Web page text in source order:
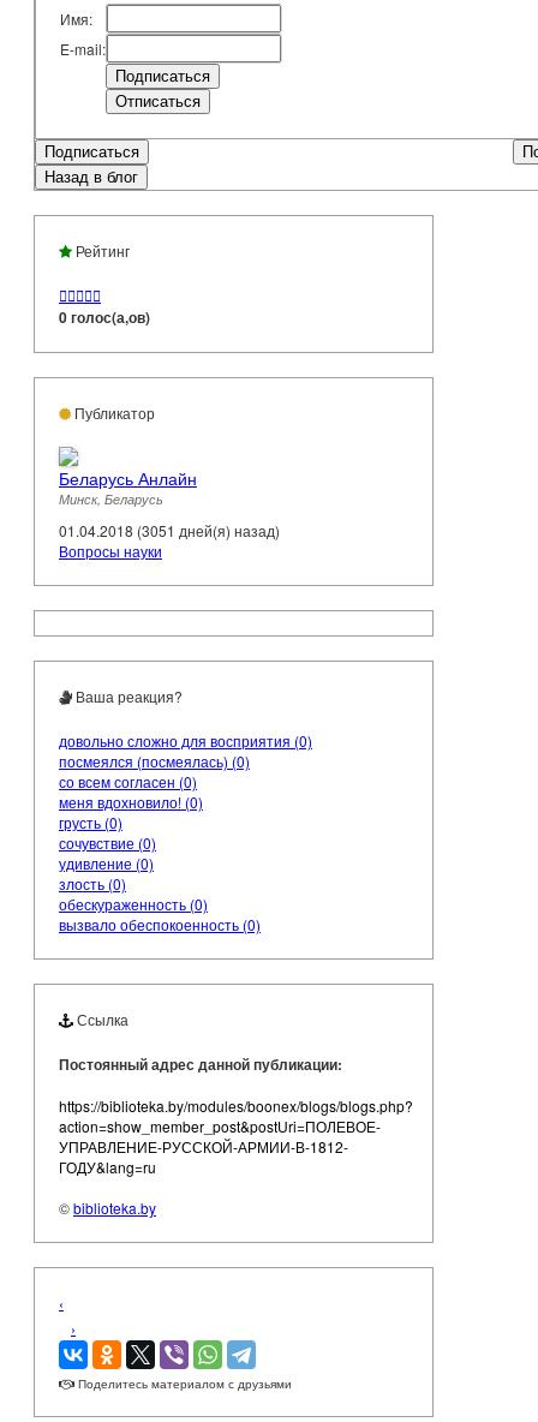
Имя:
E-mail:
Подписаться
Назад в блог
Рейтинг

0 голос(а,ов)
Публикатор
Беларусь Анлайн
Минск, Беларусь
01.04.2018 (3051 дней(я) назад)
Вопросы науки
Ваша реакция?
довольно сложно для восприятия (0)
посмеялся (посмеялась) (0)
со всем согласен (0)
меня вдохновило! (0)
грусть (0)
сочувствие (0)
удивление (0)
злость (0)
обескураженность (0)
вызвало обеспокоенность (0)
Ссылка
Постоянный адрес данной публикации:
https://biblioteka.by/modules/boonex/blogs/blogs.php?
action=show_member_post&postUri=ПОЛЕВОЕ-
УПРАВЛЕНИЕ-РУССКОЙ-АРМИИ-В-1812-
ГОДУ&lang=ru
©biblioteka.by
‹
›
Поделитесь материалом с друзьями